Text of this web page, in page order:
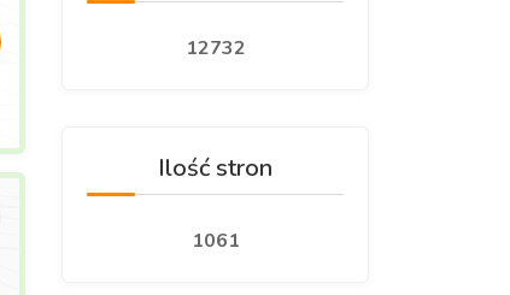
12732
Ilość stron
1061